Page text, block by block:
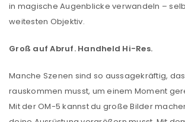
ANMELDEN
Benutzername oder E-Mail-Adresse*
in magische Augenblicke verwandeln –
weitesten Objektiv.
Groß auf Abruf. Handheld Hi-Res.
Manche Szenen sind so aussagekräftig,
rauskommen musst, um einem Moment
Mit der OM-5 kannst du große Bilder